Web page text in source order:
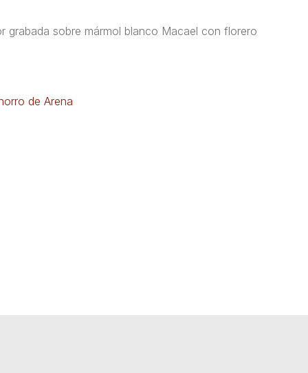
grabada sobre mármol blanco Macael con florero
de Arena